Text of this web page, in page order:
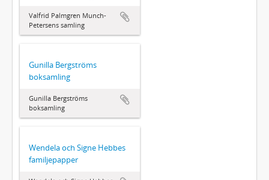
Valfrid Palmgren Munch-
Petersens samling
Gunilla Bergströms
boksamling
Gunilla Bergströms
boksamling
Wendela och Signe Hebbes
familjepapper